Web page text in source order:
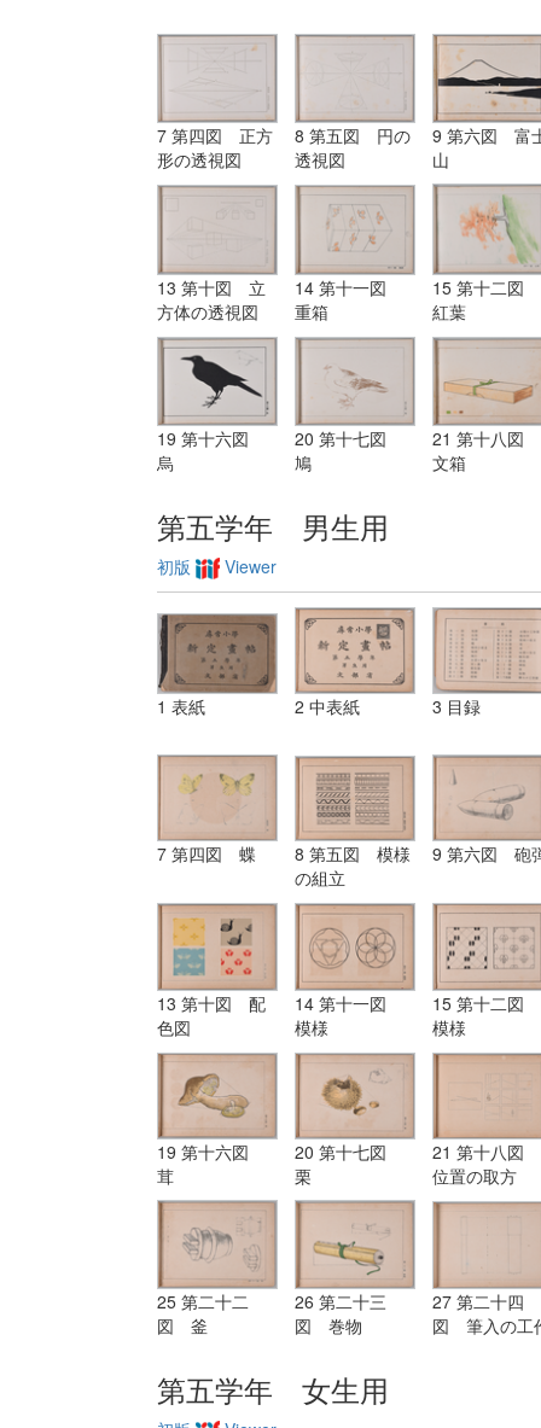
7 第四図 正方
形の透視図
8 第五図 円の
透視図
9 第六図 富
山
13 第十図 立
方体の透視図
14 第十一図
重箱
15 第十二図
紅葉
19 第十六図
烏
20 第十七図
鳩
21 第十八図
文箱
第五学年 男生用
初版 Viewer
1 表紙 2 中表紙 3 目録
7 第四図 蝶
8 第五図 模様
の組立
9 第六図 砲
13 第十図 配
色図
14 第十一図
模様
15 第十二図
模様
19 第十六図
茸
20 第十七図
栗
21 第十八図
位置の取方
25 第二十二
図 釜
26 第二十三
図 巻物
27 第二十四
図 筆入の工
第五学年 女生用